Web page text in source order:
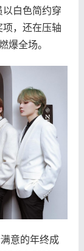
白色简约穿
，还在压轴
爆全场。
意的年终成